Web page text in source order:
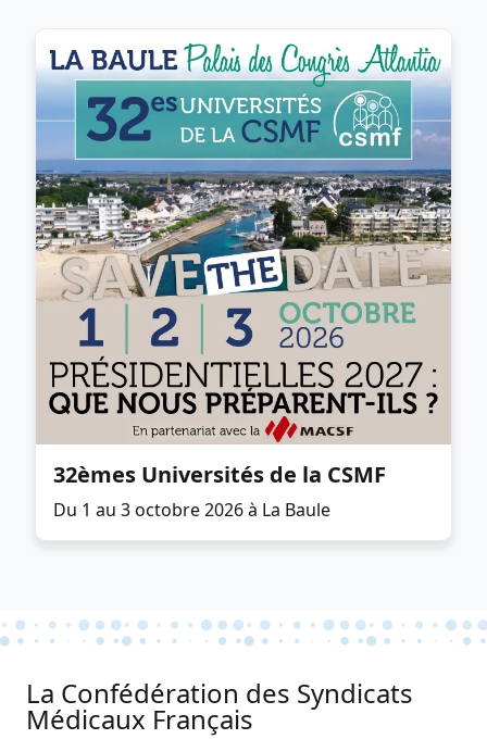
32èmes Universités de la CSMF
Du 1 au 3 octobre 2026 à La Baule
La Confédération des Syndicats
Médicaux Français